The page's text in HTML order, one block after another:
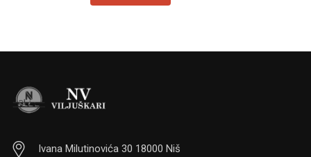
Ivana Milutinovića 30 18000 Niš